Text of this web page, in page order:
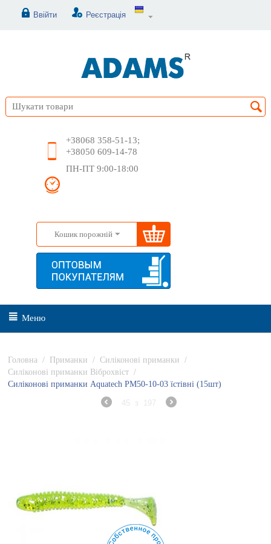
Ввійти Реєстрація
+38068 358-51-13;
+38050 609-14-78
ПН-ПТ 9:00-18:00
Кошик порожній
Меню
Головна / Приманки / Силіконові приманки
/
Силіконові приманки Віброхвіст /
Силіконові приманки Aquatech PM50-10-03 їстівні (15шт)
45 з 197